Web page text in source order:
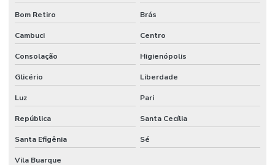
Bom Retiro Brás
Cambuci Centro
Consolação Higienópolis
Glicério Liberdade
Luz Pari
República Santa Cecília
Santa Efigênia Sé
Vila Buarque